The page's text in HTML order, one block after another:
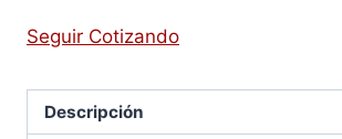
Seguir Cotizando
Descripción